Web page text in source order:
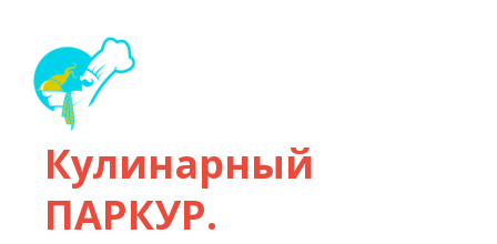
Кулинарный
ПАРКУР.